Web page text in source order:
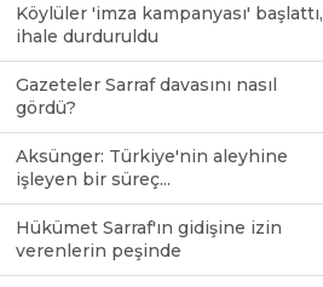
Köylüler 'imza kampanyası' başlattı,
ihale durduruldu
Gazeteler Sarraf davasını nasıl
gördü?
Aksünger: Türkiye'nin aleyhine
işleyen bir süreç...
Hükümet Sarraf'ın gidişine izin
verenlerin peşinde